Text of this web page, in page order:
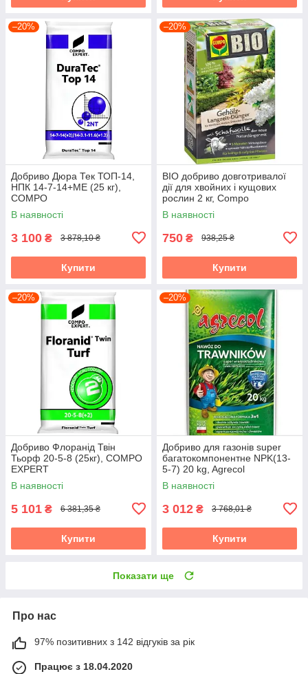
–20%
Добриво Дюра Тек ТОП-14,
НПК 14-7-14+МЕ (25 кг),
COMPO
В наявності
3 100 ₴ 3 878,10 ₴
Купити
–20%
BIO добриво довготривалої
дії для хвойних і кущових
рослин 2 кг, Compo
В наявності
750 ₴ 938,25 ₴
Купити
–20%
Добриво Флоранід Твін
Тьорф 20-5-8 (25кг), COMPO
EXPERT
В наявності
5 101 ₴ 6 381,35 ₴
Купити
–20%
Добриво для газонів super
багатокомпонентне NPK(13-
5-7) 20 kg, Agrecol
В наявності
3 012 ₴ 3 768,01 ₴
Купити
Показати ще
Про нас
97% позитивних з 142 відгуків за рік
Працює з 18.04.2020